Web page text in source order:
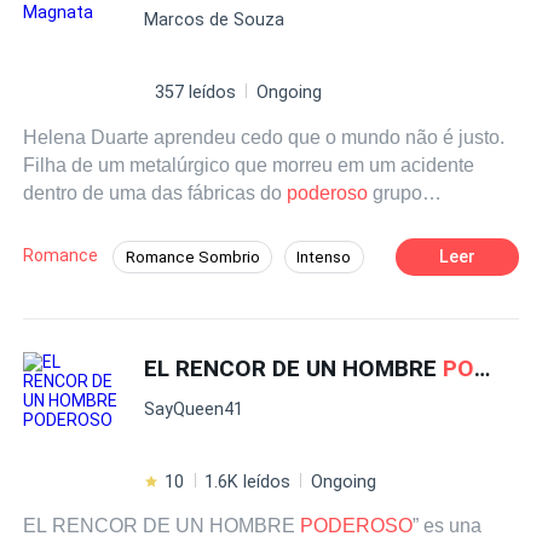
encuentra a Anabella? ¿Será que ella lo perdonará por
CEO que cae presa del amor de una de las mujeres más
Marcos de Souza
357 leídos Ongoing
Helena Duarte aprendeu cedo que o mundo não é justo.
Filha de um metalúrgico que morreu em um acidente
dentro de uma das fábricas do poderoso grupo
o império responsável continuava crescendo como se
nada tivesse acontecido. Anos depois, transformada em
perfeita para se aproximar do homem que representa
tudo o que ela perdeu. Leonardo Vasconcellos. Frio,
arrogante e conhecido por destruir qualquer concorrente
carrega suas próprias cicatrizes. Desde a morte do irmão
pessoa se aproxime demais. Mas Helena não é qualquer
Romance Romance Sombrio Intenso Leer
EL RENCOR DE UN HOMBRE PODEROSO
SayQueen41
10 1.6K leídos Ongoing
EL RENCOR DE UN HOMBRE PODEROSO” es una